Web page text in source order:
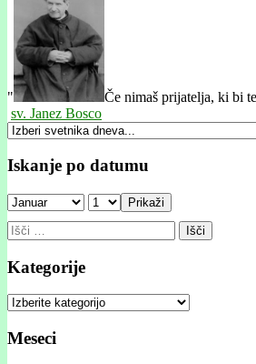
"
Če nimaš prijatelja, ki bi
sv. Janez Bosco
Iskanje po datumu
Prikaži
Išči:
Kategorije
Kategorije
Meseci